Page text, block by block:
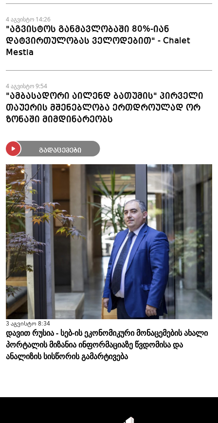
4 აგვისტო 14:26
"აგვისტოს განმავლობაში 80%-იან
დატვირთულობას ველოდებით" - Chalet
Mestia
4 აგვისტო 9:54
"ამბასადორი აილენდ ბათუმის" პირველი
თაუერის მშენებლობა ერთდროულად ორ
ზონაში მიმდინარეობს
გადაცემები
3 აგვისტო 8:34
დავით რუსია - სებ-ის ეკონომიკური მონაცემების ახალი
პორტალის მიზანია ინფორმაციაზე წვდომისა და
ანალიზის სისწორის გამარტივება